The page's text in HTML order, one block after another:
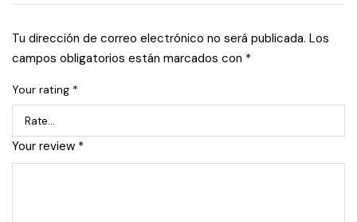
Tu dirección de correo electrónico no será publicada. Los
campos obligatorios están marcados con *
Your rating *
Your review *